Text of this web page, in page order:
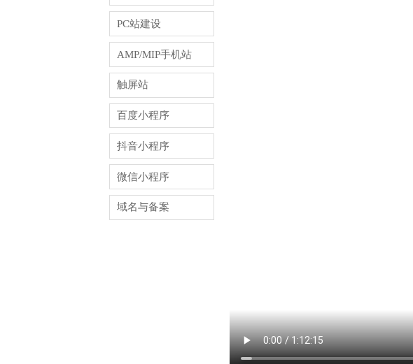
PC站建设
AMP/MIP手机站
触屏站
百度小程序
抖音小程序
微信小程序
域名与备案